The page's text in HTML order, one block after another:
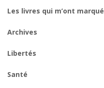
Les livres qui m’ont marqué
Archives
Libertés
Santé